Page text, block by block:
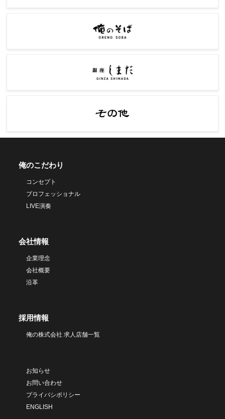
俺のこだわり
コンセプト
プロフェッショナル
LIVE演奏
会社情報
企業理念
会社概要
沿革
採用情報
俺の株式会社 求人店舗一覧
お知らせ
お問い合わせ
プライバシポリシー
ENGLISH